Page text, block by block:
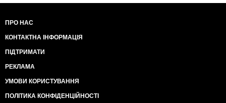
ПРО НАС
КОНТАКТНА ІНФОРМАЦІЯ
ПІДТРИМАТИ
РЕКЛАМА
УМОВИ КОРИСТУВАННЯ
ПОЛІТИКА КОНФІДЕНЦІЙНОСТІ